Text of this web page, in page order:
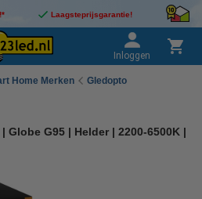
Laagsteprijsgarantie!
Inloggen
Home Merken
Gledopto
Globe G95 | Helder | 2200-6500K |